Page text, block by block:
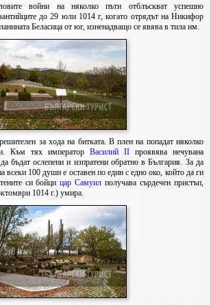
войни на няколко пъти отблъскват успешно
до 29 юли 1014 г, когато отрядът на Никифор
Беласица от юг, изненадващо се явява в тила им.
за хода на битката. В плен на попадат няколко
Към тях император Василий II проявява нечувана
бъдат ослепени и изпратени обратно в България. За да
всеки 100 души е оставен по един с едно око, който да ги
си бойцицар Самуил получава сърдечен пристъп,
1014 г.) умира.